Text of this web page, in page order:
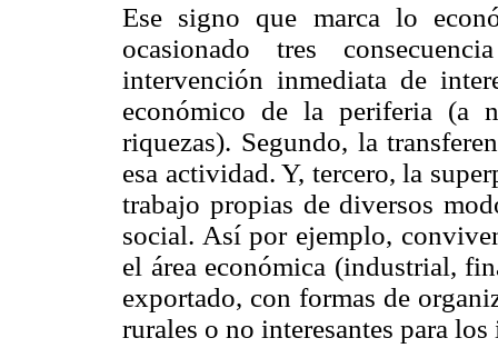
Ese signo que marca lo
ocasionado tres
intervención inmediata de
económico de la periferia (a
riquezas). Segundo, la
esa actividad. Y, tercero, la
trabajo propias de diversos
social. Así por ejemplo,
el área económica (industrial,
exportado, con formas de
rurales o no interesantes para